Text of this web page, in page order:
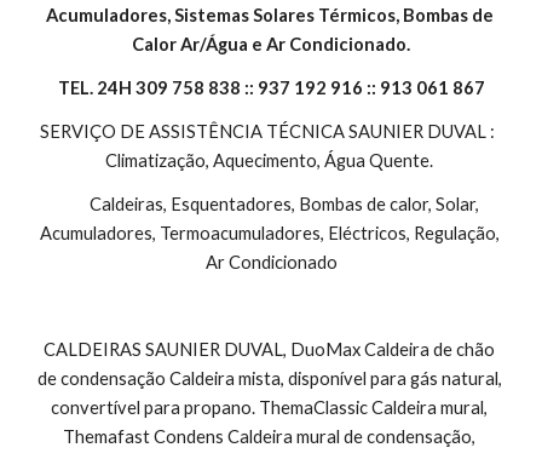
Acumuladores, Sistemas Solares Térmicos, Bombas de
Calor Ar/Água e Ar Condicionado.
TEL. 24H 309 758 838 :: 937 192 916 :: 913 061 867
SERVIÇO DE ASSISTÊNCIA TÉCNICA SAUNIER DUVAL :
Climatização, Aquecimento, Água Quente.
Acumuladores, Termoacumuladores, Eléctricos, Regulação,
Ar Condicionado
CALDEIRAS SAUNIER DUVAL, DuoMax Caldeira de chão
de condensação Caldeira mista, disponível para gás natural,
convertível para propano. ThemaClassic Caldeira mural,
Themafast Condens Caldeira mural de condensação,